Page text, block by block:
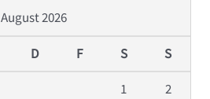
August 2026
D F S S
1
2